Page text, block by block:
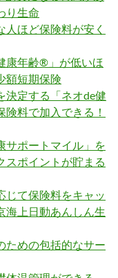
り生命
人ほど保険料が安く
康年齢®」が低いほ
額短期保険
決定する「ネオde健
料で加入できる！
サポートマイル」を
スポイントが貯まる
じて保険料をキャッ
海上日動あんしん生
ための包括的なサー